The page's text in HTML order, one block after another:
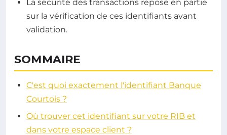
La sécurité des transactions repose en partie
sur la vérification de ces identifiants avant
validation.
SOMMAIRE
C'est quoi exactement l'identifiant Banque
Courtois ?
Où trouver cet identifiant sur votre RIB et
dans votre espace client ?